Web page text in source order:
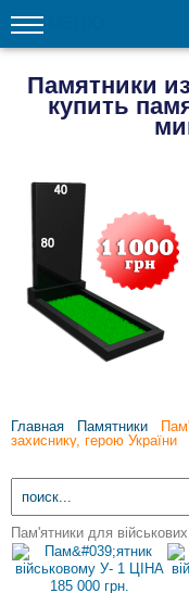
Памятники
купить
Главная Памятники
захиснику, герою України
Пам'ятники для